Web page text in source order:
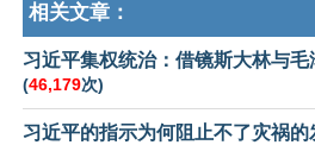
相关文章：
习近平集权统治：借镜斯大林与毛
(46,179次)
习近平的指示为何阻止不了灾祸的